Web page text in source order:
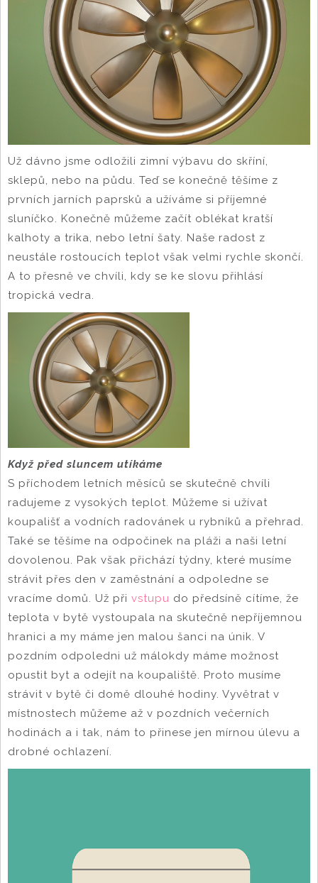
Už dávno jsme odložili zimní výbavu do skříní,
sklepů, nebo na půdu. Teď se konečně těšíme z
prvních jarních paprsků a užíváme si příjemné
sluníčko. Konečně můžeme začít oblékat kratší
kalhoty a trika, nebo letní šaty. Naše radost z
neustále rostoucích teplot však velmi rychle skončí.
A to přesně ve chvíli, kdy se ke slovu přihlásí
tropická vedra.
Když před sluncem utíkáme
S příchodem letních měsíců se skutečně chvíli
radujeme z vysokých teplot. Můžeme si užívat
koupališť a vodních radovánek u rybníků a přehrad.
Také se těšíme na odpočinek na pláži a naši letní
dovolenou. Pak však přichází týdny, které musíme
strávit přes den v zaměstnání a odpoledne se
vracíme domů. Už při vstupu do předsíně cítíme, že
teplota v bytě vystoupala na skutečně nepříjemnou
hranici a my máme jen malou šanci na únik. V
pozdním odpoledni už málokdy máme možnost
opustit byt a odejít na koupaliště. Proto musíme
strávit v bytě či domě dlouhé hodiny. Vyvětrat v
místnostech můžeme až v pozdních večerních
hodinách a i tak, nám to přinese jen mírnou úlevu a
drobné ochlazení.